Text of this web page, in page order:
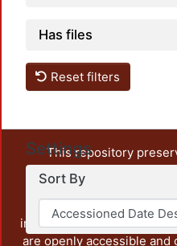
Has files
Reset filters
Settings
Sort By
This repository
unrestricted open
output of UAM
administrative and
institution, as well as
are openly accessible